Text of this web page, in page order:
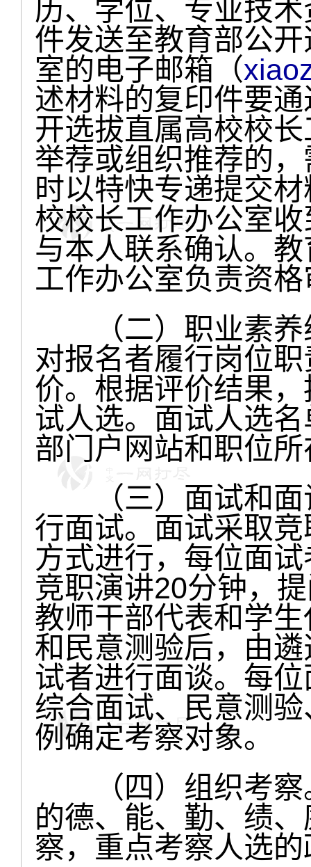
历、学位、专业技
件发送至教育部公
室的电子邮箱（
述材料的复印件要
开选拔直属高校校
举荐或组织推荐的
时以特快专递提交
校校长工作办公室
与本人联系确认。
工作办公室负责资
（二）职业素养
对报名者履行岗位
价。根据评价结果
试人选。面试人选
部门户网站和职位
（三）面试和面
行面试。面试采取
方式进行，每位面
竞职演讲20分钟，
教师干部代表和学
和民意测验后，由
试者进行面谈。每
综合面试、民意测
例确定考察对象。
（四）组织考察
的德、能、勤、绩
察，重点考察人选